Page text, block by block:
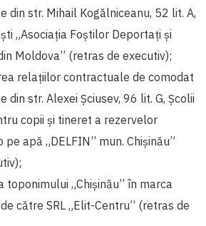
din str. Mihail Kogălniceanu, 52 lit. A,
„Asociația Foștilor Deportați și
Moldova’’ (retras de executiv);
relațiilor contractuale de comodat
din str. Alexei Șciusev, 96 lit. G, Școlii
copii și tineret a rezervelor
apă „DELFIN’’ mun. Chișinău”
toponimului „Chișinău’’ în marca
către SRL „Elit-Centru’’ (retras de